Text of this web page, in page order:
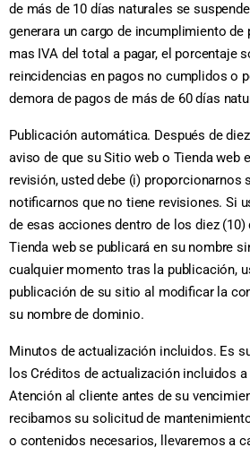
de más de 10 días naturales se
generara un cargo de incumplimiento de
mas IVA del total a pagar, el porcentaje
reincidencias en pagos no cumplidos o
demora de pagos de más de 60 días
Publicación automática. Después de
aviso de que su Sitio web o Tienda web
revisión, usted debe (i) proporcionarnos
notificarnos que no tiene revisiones. Si
de esas acciones dentro de los diez (10)
Tienda web se publicará en su nombre
cualquier momento tras la publicación,
publicación de su sitio al modificar la
su nombre de dominio.
Minutos de actualización incluidos. Es
los Créditos de actualización incluidos
Atención al cliente antes de su
recibamos su solicitud de
o contenidos necesarios, llevaremos a